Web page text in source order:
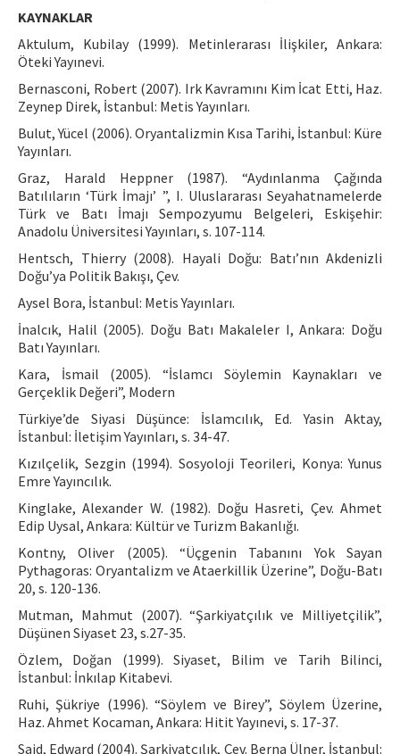
KAYNAKLAR
Aktulum, Kubilay (1999). Metinlerarası İlişkiler, Ankara:
Öteki Yayınevi.
Bernasconi, Robert (2007). Irk Kavramını Kim İcat Etti, Haz.
Zeynep Direk, İstanbul: Metis Yayınları.
Bulut, Yücel (2006). Oryantalizmin Kısa Tarihi, İstanbul: Küre
Yayınları.
Graz, Harald Heppner (1987). “Aydınlanma Çağında
Batılıların ‘Türk İmajı’ ”, I. Uluslararası Seyahatnamelerde
Türk ve Batı İmajı Sempozyumu Belgeleri, Eskişehir:
Anadolu Üniversitesi Yayınları, s. 107-114.
Hentsch, Thierry (2008). Hayali Doğu: Batı’nın Akdenizli
Doğu’ya Politik Bakışı, Çev.
Aysel Bora, İstanbul: Metis Yayınları.
İnalcık, Halil (2005). Doğu Batı Makaleler I, Ankara: Doğu
Batı Yayınları.
Kara, İsmail (2005). “İslamcı Söylemin Kaynakları ve
Gerçeklik Değeri”, Modern
Türkiye’de Siyasi Düşünce: İslamcılık, Ed. Yasin Aktay,
İstanbul: İletişim Yayınları, s. 34-47.
Kızılçelik, Sezgin (1994). Sosyoloji Teorileri, Konya: Yunus
Emre Yayıncılık.
Kinglake, Alexander W. (1982). Doğu Hasreti, Çev. Ahmet
Edip Uysal, Ankara: Kültür ve Turizm Bakanlığı.
Kontny, Oliver (2005). “Üçgenin Tabanını Yok Sayan
Pythagoras: Oryantalizm ve Ataerkillik Üzerine”, Doğu-Batı
20, s. 120-136.
Mutman, Mahmut (2007). “Şarkiyatçılık ve Milliyetçilik”,
Düşünen Siyaset 23, s.27-35.
Özlem, Doğan (1999). Siyaset, Bilim ve Tarih Bilinci,
İstanbul: İnkılap Kitabevi.
Ruhi, Şükriye (1996). “Söylem ve Birey”, Söylem Üzerine,
Haz. Ahmet Kocaman, Ankara: Hitit Yayınevi, s. 17-37.
Said, Edward (2004). Şarkiyatçılık, Çev. Berna Ülner, İstanbul: